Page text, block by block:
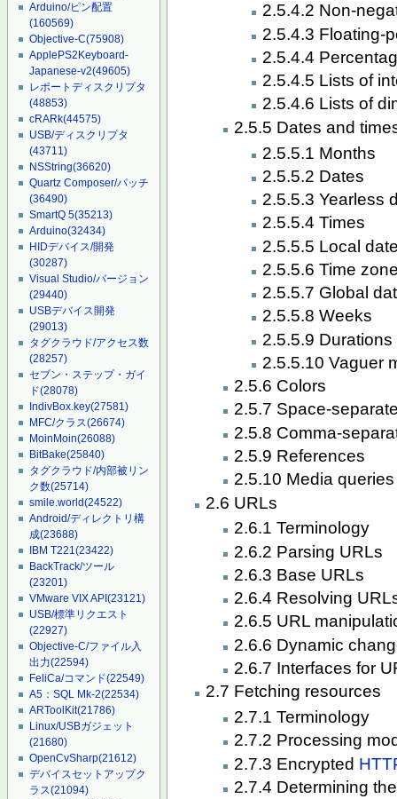
Arduino/ピン配置
(160569)
Objective-C(75908)
ApplePS2Keyboard-
Japanese-v2(49605)
レポートディスクリプタ
(48853)
cRARk(44575)
USB/ディスクリプタ
(43711)
NSString(36620)
Quartz Composer/パッチ
(36490)
SmartQ 5(35213)
Arduino(32434)
HIDデバイス/開発
(30287)
Visual Studio/バージョン
(29440)
USBデバイス開発
(29013)
タグクラウド/アクセス数
(28257)
セブン・ステップ・ガイ
ド(28078)
IndivBox.key(27581)
MFC/クラス(26674)
MoinMoin(26088)
BitBake(25840)
タグクラウド/内部被リン
ク数(25714)
smile.world(24522)
Android/ディレクトリ構
成(23688)
IBM T221(23422)
BackTrack/ツール
(23201)
VMware VIX API(23121)
USB/標準リクエスト
(22927)
Objective-C/ファイル入
出力(22594)
FeliCa/コマンド(22549)
A5：SQL Mk-2(22534)
ARToolKit(21786)
Linux/USBガジェット
(21680)
OpenCvSharp(21612)
デバイスセットアップク
ラス(21094)
2.5.4.2 Non-
2.5.4.3 Floating-
2.5.4.4
2.5.4.5 Lists of
2.5.4.6 Lists of
2.5.5 Dates and
2.5.5.1 Months
2.5.5.2 Dates
2.5.5.3 Yearless
2.5.5.4 Times
2.5.5.5 Local
2.5.5.6 Time
2.5.5.7 Global
2.5.5.8 Weeks
2.5.5.9 Durations
2.5.5.10 Vaguer
2.5.6 Colors
2.5.7 Space-
2.5.8 Comma-
2.5.9 References
2.5.10 Media queries
2.6 URLs
2.6.1 Terminology
2.6.2 Parsing URLs
2.6.3 Base URLs
2.6.4 Resolving
2.6.5 URL
2.6.6 Dynamic
2.6.7 Interfaces for
2.7 Fetching resources
2.7.1 Terminology
2.7.2 Processing
2.7.3 Encrypted
2.7.4 Determining